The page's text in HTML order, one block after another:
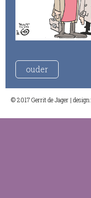
ouder
© 2017 Gerrit de Jager | design: